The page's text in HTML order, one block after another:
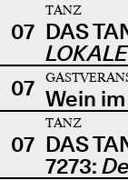
07
TANZ
DAS
07 Wein
07
TANZ
DAS
7273: